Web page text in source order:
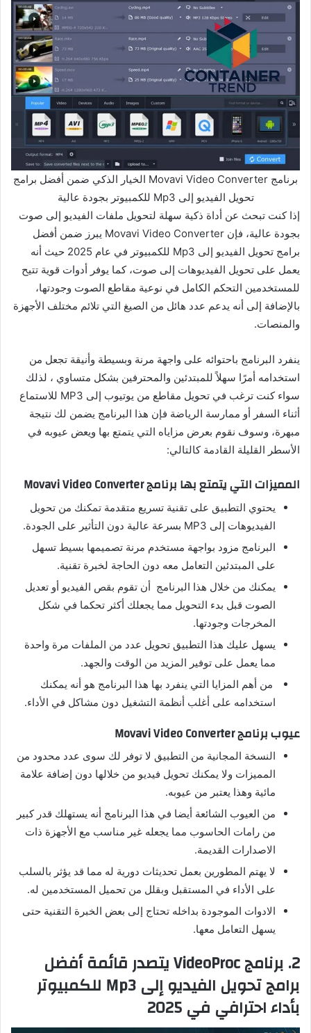
برنامج Movavi Video Converter الخيار الذكي ضمن أفضل برامج
تحويل الفيديو إلى Mp3 للكمبيوتر بجودة عالية
إذا كنت تبحث عن أداة ذكية سهلة لتحويل ملفات الفيديو إلى صوت
بجودة عالية، فإن Movavi Video Converter يبرز ضمن أفضل
برامج تحويل الفيديو إلى Mp3 للكمبيوتر في عام 2025 حيث أنه
يعمل على تحويل الفيديوهات إلى صوت، كما يوفر أدوات قوية تتيح
للمستخدمين التحكم الكامل في نوعية مقاطع الصوت وجودتها،
بالإضافة إلى أنه يدعم عدد هائل من الصيغ التي تلائم مختلف الأجهزة
والمنصات.
ينفرد البرنامج باحتوائه على واجهة مرنة وبسيطة وأنيقة تجعل من
استخدامه أمرًا سهلاً للمبتدئين والمحترفين بشكل متساوي ، لذلك
سواء كنت ترغب في تحويل مقاطع من يوتيوب إلى MP3 للاستماع
أثناء السفر أو ممارسة الرياضة فإن هذا البرنامج يضمن لك نتيجة
مبهرة، وسوف نقوم بعرض مزاياه التي يتمتع بها ويعض عيوبه في
الأسطر القليلة القادمة كالتالي:
المميزات التي يتمتع بها برنامج Movavi Video Converter
يحتوي التطبيق على تقنية تسريع متقدمة تمكنك من تحويل
الفيديوهات إلى MP3 بسرعة عالية دون التأثير على الجودة.
البرنامج مزود بواجهة مستخدم مرنة تصميمها بسيط تسهل
على المبتدئين التعامل معه دون الحاجة لخبرة تقنية.
يمكنك من خلال هذا البرنامج أن تقوم بقص الفيديو أو تعديل
الصوت قبل بدء التحويل مما يجعلك أكثر تحكما في شكل
المخرجات وجودتها.
يسهل عليك هذا التطبيق تحويل عدد من الملفات مرة واحدة
مما يعمل على توفير المزيد من الوقت والجهد.
من أهم المزايا التي ينفرد بها هذا البرنامج هو أنه يمكنك
استخدامه على أغلب أنظمة التشغيل دون مشاكل في الأداء.
عيوب برنامج Movavi Video Converter
النسخة المجانية من التطبيق لا توفر لك سوى عدد محدود من
المميزات ولا يمكنك تحويل فيديو من خلالها دون إضافة علامة
مائية وهذا يعتبر من عيوبه.
من العيوب الشائعة أيضا في هذا البرنامج أنه يستهلك قدر كبير
من رامات الحاسوب مما يجعله غير مناسب مع الأجهزة ذات
الاصدارات القديمة.
لا يهتم المطورين بعمل تحديثات دورية له مما قد يؤثر بالسلب
على الأداء في المستقبل وبقلل من تحميل المستخدمين له.
الادوات الموجودة بداخله تحتاج إلى بعض الخبرة التقنية حتى
يسهل التعامل معها.
2. برنامج VideoProc يتصدر قائمة أفضل
برامج تحويل الفيديو إلى Mp3 للكمبيوتر
بأداء احترافي في 2025